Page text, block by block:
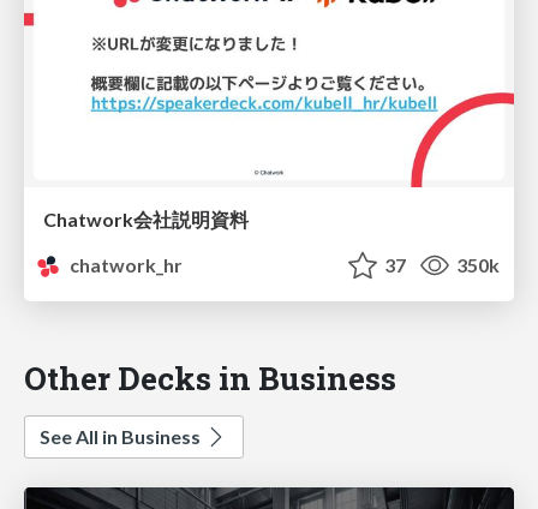
Chatwork会社説明資料
chatwork_hr
37 350k
Other Decks in Business
See All in Business